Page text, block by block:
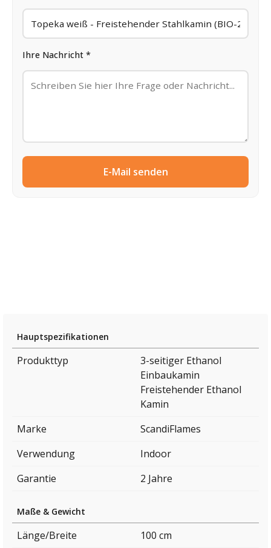
Ihre Nachricht *
E-Mail senden
Hauptspezifikationen
Produkttyp
3-seitiger Ethanol
Einbaukamin
Freistehender Ethanol
Kamin
Marke
ScandiFlames
Verwendung
Indoor
Garantie
2 Jahre
Maße & Gewicht
Länge/Breite
100 cm